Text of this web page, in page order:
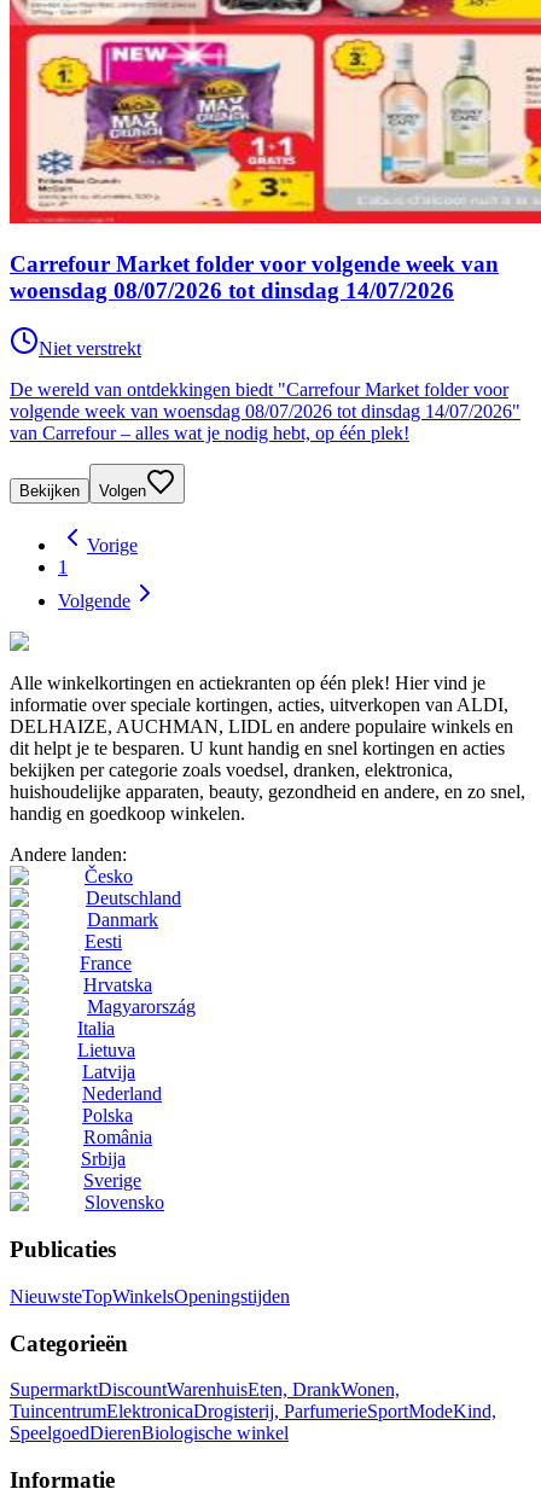
Carrefour Market folder voor volgende week van
woensdag 08/07/2026 tot dinsdag 14/07/2026
Niet verstrekt
De wereld van ontdekkingen biedt "Carrefour Market folder voor
volgende week van woensdag 08/07/2026 tot dinsdag 14/07/2026"
van Carrefour – alles wat je nodig hebt, op één plek!
Bekijken Volgen
Vorige
1
Volgende
Alle winkelkortingen en actiekranten op één plek! Hier vind je
informatie over speciale kortingen, acties, uitverkopen van ALDI,
DELHAIZE, AUCHMAN, LIDL en andere populaire winkels en
dit helpt je te besparen. U kunt handig en snel kortingen en acties
bekijken per categorie zoals voedsel, dranken, elektronica,
huishoudelijke apparaten, beauty, gezondheid en andere, en zo snel,
handig en goedkoop winkelen.
Andere landen:
Česko
Deutschland
Danmark
Eesti
France
Hrvatska
Magyarország
Italia
Lietuva
Latvija
Nederland
Polska
România
Srbija
Sverige
Slovensko
Publicaties
NieuwsteTopWinkelsOpeningstijden
Categorieën
SupermarktDiscountWarenhuisEten, DrankWonen,
TuincentrumElektronicaDrogisterij, ParfumerieSportModeKind,
SpeelgoedDierenBiologische winkel
Informatie